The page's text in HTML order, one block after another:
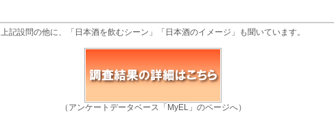
上記設問の他に、「日本酒を飲むシーン」「日本酒のイメージ」も聞いています。
（アンケートデータベース「MyEL」のページへ）